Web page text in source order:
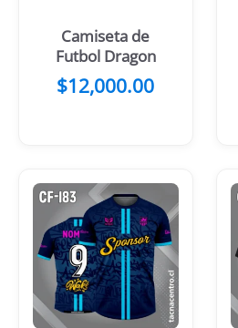
Camiseta de
Futbol Dragon
$12,000.00